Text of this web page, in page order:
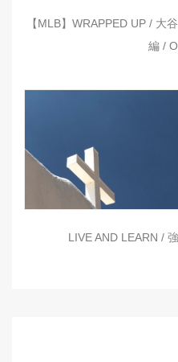
【MLB】WRAPPED UP / 大
編 /
LIVE AND LEARN /